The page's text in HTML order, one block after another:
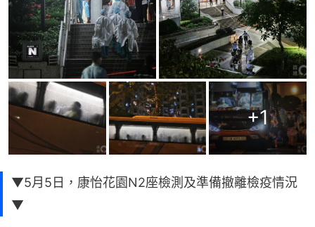
+1
▼5月5日，康怡花園N2座檢測及準備撤離檢疫情況
▼